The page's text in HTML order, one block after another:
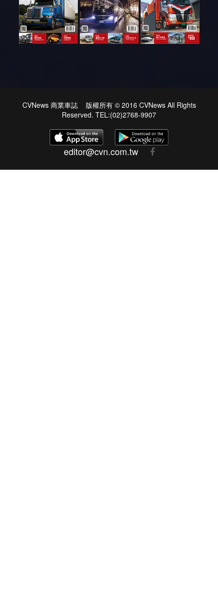
CVNews 商業車誌 版權所有 © 2016 CVNews All Rights
Reserved. TEL:(02)2768-9907
editor@cvn.com.tw